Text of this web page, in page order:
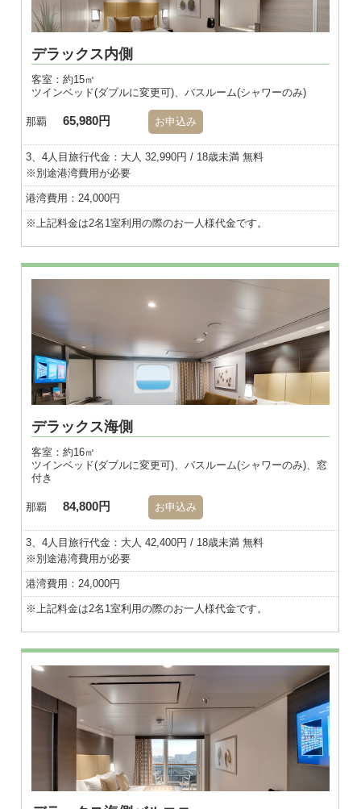
デラックス内側
客室：約15㎡
ツインベッド(ダブルに変更可)、バスルーム(シャワーのみ)
那覇 65,980円 お申込み
3、4人目旅行代金：大人 32,990円 / 18歳未満 無料
※別途港湾費用が必要
港湾費用：24,000円
※上記料金は2名1室利用の際のお一人様代金です。
デラックス海側
客室：約16㎡
ツインベッド(ダブルに変更可)、バスルーム(シャワーのみ)、窓
付き
那覇 84,800円 お申込み
3、4人目旅行代金：大人 42,400円 / 18歳未満 無料
※別途港湾費用が必要
港湾費用：24,000円
※上記料金は2名1室利用の際のお一人様代金です。
※画像はダブル